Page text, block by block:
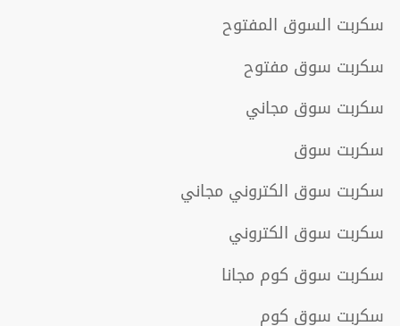
سكربت السوق المفتوح
سكربت سوق مفتوح
سكربت سوق مجاني
سكربت سوق
سكربت سوق الكتروني مجاني
سكربت سوق الكتروني
سكربت سوق كوم مجانا
سكربت سوق كوم